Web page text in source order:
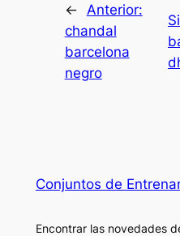
←
Anterior:
chandal
barcelona
negro
Conjuntos de
Encontrar las novedades